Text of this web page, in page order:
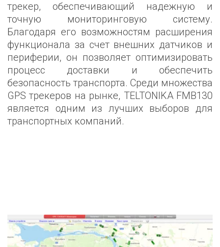
трекер, обеспечивающий надежную и
точную мониторинговую систему.
Благодаря его возможностям расширения
функционала за счет внешних датчиков и
периферии, он позволяет оптимизировать
процесс доставки и обеспечить
безопасность транспорта. Среди множества
GPS трекеров на рынке, TELTONIKA FMB130
является одним из лучших выборов для
транспортных компаний.